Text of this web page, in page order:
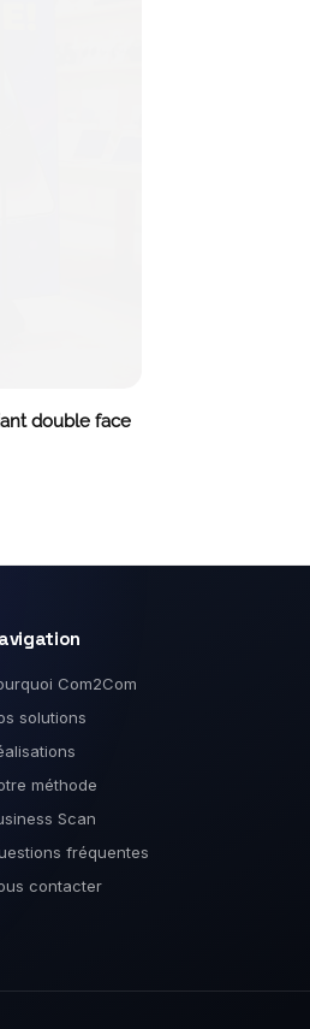
double face
Com2Com
solutions
méthode
Scan
fréquentes
contacter